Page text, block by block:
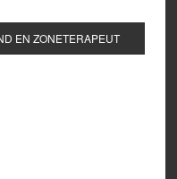
EN ZONETERAPEUT